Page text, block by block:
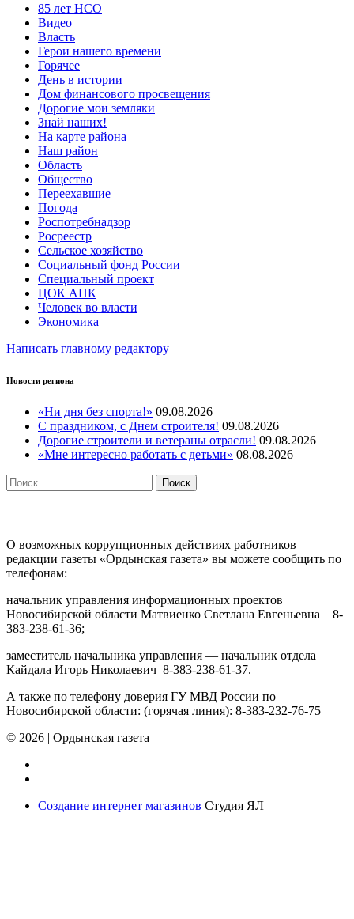
85 лет НСО
Видео
Власть
Герои нашего времени
Горячее
День в истории
Дом финансового просвещения
Дорогие мои земляки
Знай наших!
На карте района
Наш район
Область
Общество
Переехавшие
Погода
Роспотребнадзор
Росреестр
Сельское хозяйство
Социальный фонд России
Специальный проект
ЦОК АПК
Человек во власти
Экономика
Написать главному редактору
Новости региона
«Ни дня без спорта!» 09.08.2026
С праздником, с Днем строителя! 09.08.2026
Дорогие строители и ветераны отрасли! 09.08.2026
«Мне интересно работать с детьми» 08.08.2026
Найти:
О возможных коррупционных действиях работников
редакции газеты «Ордынская газета» вы можете сообщить по
телефонам:
начальник управления информационных проектов
Новосибирской области Матвиенко Светлана Евгеньевна 8-
383-238-61-36;
заместитель начальника управления — начальник отдела
Кайдала Игорь Николаевич 8-383-238-61-37.
А также по телефону доверия ГУ МВД России по
Новосибирской области: (горячая линия): 8-383-232-76-75
© 2026 | Ордынская газета
Создание интернет магазинов Студия ЯЛ